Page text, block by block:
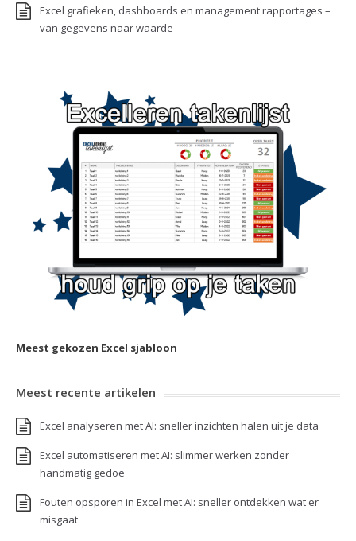
Excel grafieken, dashboards en management rapportages –
van gegevens naar waarde
Meest gekozen Excel sjabloon
Meest recente artikelen
Excel analyseren met AI: sneller inzichten halen uit je data
Excel automatiseren met AI: slimmer werken zonder
handmatig gedoe
Fouten opsporen in Excel met AI: sneller ontdekken wat er
misgaat